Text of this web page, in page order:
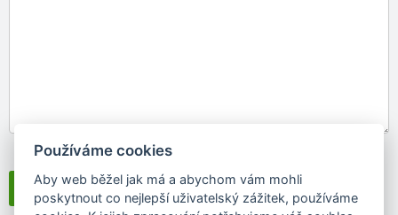
Souhlasím sezpracováním osobních údajů
Používáme cookies
Aby web běžel jak má a abychom vám mohli
poskytnout co nejlepší uživatelský zážitek, používáme